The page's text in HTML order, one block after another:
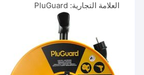
العلامة التجارية: PluGuard